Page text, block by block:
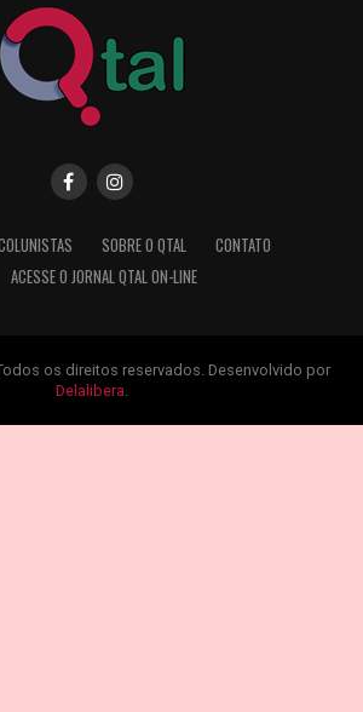
SOBRE O QTAL
CONTATO
ACESSE O JORNAL QTAL ON-LINE
os direitos reservados. Desenvolvido por
Delalibera.